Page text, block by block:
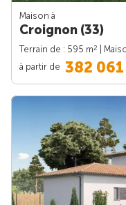
Maison à
Croignon (33)
Terrain de : 595 m2 |
à partir de 382